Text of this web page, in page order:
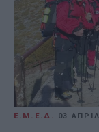
Ε.Μ.Ε.Δ. 03